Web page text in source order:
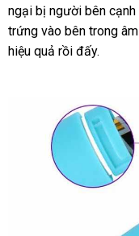
phối
ngại bị người bên cạnh
trứng vào bên trong
hiệu quả rồi đấy.